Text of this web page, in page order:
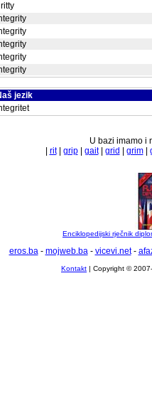
jezik
U bazi imamo i
rit| grip| gait| grid grim|
Enciklopedijski rječnik
eros.ba- mojweb.ba- vicevi.net-
Kontakt | Copyright ©